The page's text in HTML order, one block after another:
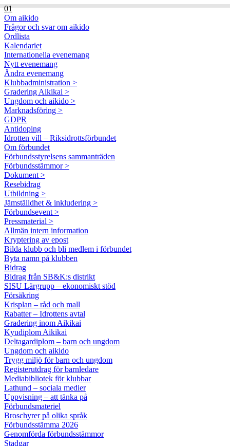
01
Om aikido
Frågor och svar om aikido
Ordlista
Kalendariet
Internationella evenemang
Nytt evenemang
Ändra evenemang
Klubbadministration >
Gradering Aikikai >
Ungdom och aikido >
Marknadsföring >
GDPR
Antidoping
Idrotten vill – Riksidrottsförbundet
Om förbundet
Förbundsstyrelsens sammanträden
Förbundsstämmor >
Dokument >
Resebidrag
Utbildning >
Jämställdhet & inkludering >
Förbundsevent >
Pressmaterial >
Allmän intern information
Kryptering av epost
Bilda klubb och bli medlem i förbundet
Byta namn på klubben
Bidrag
Bidrag från SB&K:s distrikt
SISU Lärgrupp – ekonomiskt stöd
Försäkring
Krisplan – råd och mall
Rabatter – Idrottens avtal
Gradering inom Aikikai
Kyudiplom Aikikai
Deltagardiplom – barn och ungdom
Ungdom och aikido
Trygg miljö för barn och ungdom
Registerutdrag för barnledare
Mediabibliotek för klubbar
Lathund – sociala medier
Uppvisning – att tänka på
Förbundsmateriel
Broschyrer på olika språk
Förbundsstämma 2026
Genomförda förbundsstämmor
Stadgar